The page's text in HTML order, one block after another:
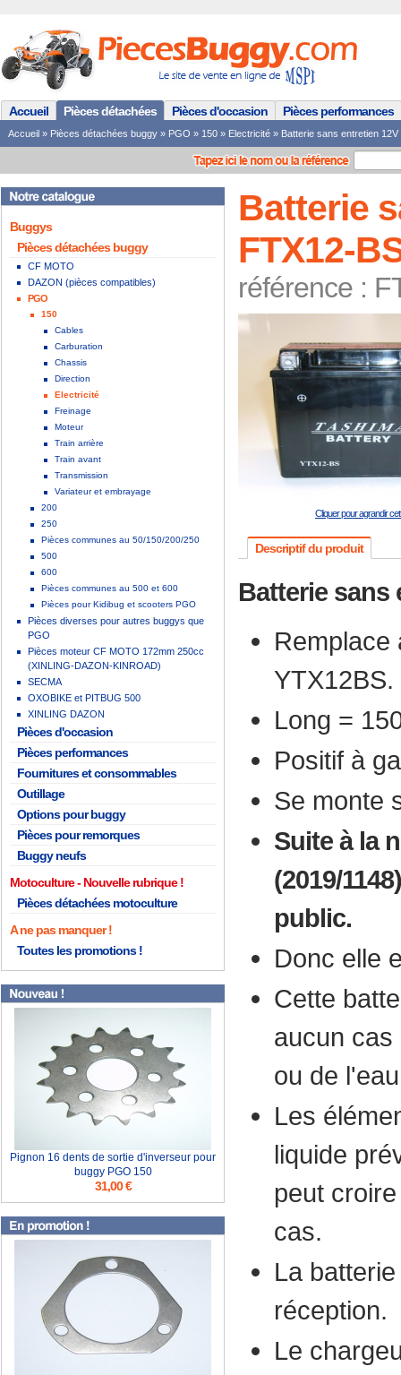
Accueil Pièces détachées Pièces d'occasion Pièces performances
Accueil » Pièces détachées buggy » PGO » 150 » Electricité » Batterie sans entretien
Buggys
Pièces détachées buggy
CF MOTO
DAZON (pièces compatibles)
PGO
150
Cables
Carburation
Chassis
Direction
Electricité
Freinage
Moteur
Train arrière
Train avant
Transmission
Variateur et embrayage
200
250
Pièces communes au 50/150/200/250
500
600
Pièces communes au 500 et 600
Pièces pour Kidibug et scooters PGO
Pièces diverses pour autres buggys que
PGO
Pièces moteur CF MOTO 172mm 250cc
(XINLING-DAZON-KINROAD)
SECMA
OXOBIKE et PITBUG 500
XINLING DAZON
Pièces d'occasion
Pièces performances
Fournitures et consommables
Outillage
Options pour buggy
Pièces pour remorques
Buggy neufs
Motoculture
Pièces détachées motoculture
A ne pas manquer !
Toutes les promotions !
Pignon 16 dents de sortie d'inverseur pour
buggy PGO 150
31,00 €
Batterie
FTX12-
référence :
Cliquer pour agrandir
Descriptif du produit
Batterie sans
Remplace
YTX12BS.
Long =
Positif à
Se monte
Suite à la
(2019/
public.
Donc elle
Cette
aucun cas
ou de
Les
liquide
peut
cas.
La
réception.
Le